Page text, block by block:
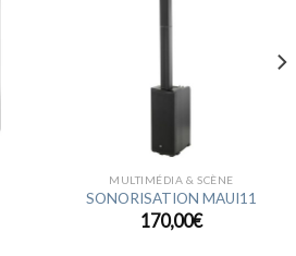
MULTIMÉDIA & SCÈNE
SONORISATION MAUI11
170,00€